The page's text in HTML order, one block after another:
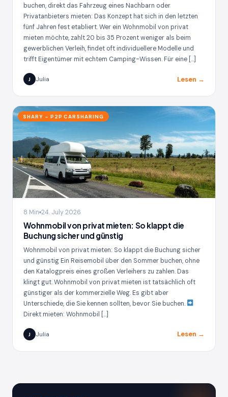
buchen, direkt das Fahrzeug eines Nachbarn oder
Privatanbieters mieten: Das Konzept hat sich in den letzten
fünf Jahren fest etabliert. Wer ein Wohnmobil von privat
mieten möchte, zahlt 20 bis 35 Prozent weniger als beim
gewerblichen Verleih, findet oft individuellere Modelle und
trifft Eigentümer mit echtem Camping-Wissen. Für eine […]
J Julia Lesen →
SHARY – P2P CARSHARING
8 Min 24. July 2026
Wohnmobil von privat mieten: So klappt die
Buchung sicher und günstig
Wohnmobil von privat mieten: So klappt die Buchung sicher
und günstig Ein Reisemobil über den Sommer buchen, ohne
den Katalogpreis eines großen Verleihers zu zahlen. Das
klingt gut. Wohnmobil von privat mieten ist tatsächlich oft
günstiger als der kommerzielle Weg. Es gibt aber
Unterschiede, die Sie kennen sollten, bevor Sie buchen.
Direkt mieten: Wohnmobil […]
J Julia Lesen →